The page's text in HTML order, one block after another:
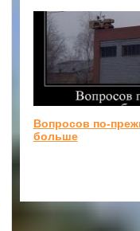
Вопросов по-
больше